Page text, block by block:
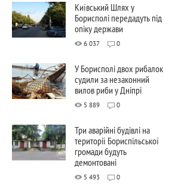
Київський Шлях у
Борисполі передадуть під
опіку держави
6 037 0
У Борисполі двох рибалок
судили за незаконний
вилов риби у Дніпрі
5 889 0
Три аварійні будівлі на
території Бориспільської
громади будуть
демонтовані
5 493 0